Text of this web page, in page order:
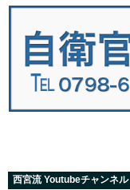
西宮流 Youtubeチャンネル